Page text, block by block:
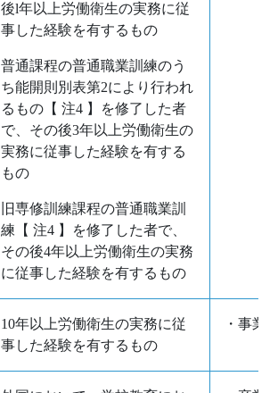
後l年以上労働衛生の実務に従
事した経験を有するもの
普通課程の普通職業訓練のう
ち能開則別表第2により行われ
るもの【 注4 】を修了した者
で、その後3年以上労働衛生の
実務に従事した経験を有する
もの
旧専修訓練課程の普通職業訓
練【 注4 】を修了した者で、
その後4年以上労働衛生の実務
に従事した経験を有するもの
10年以上労働衛生の実務に従
事した経験を有するもの
・事業